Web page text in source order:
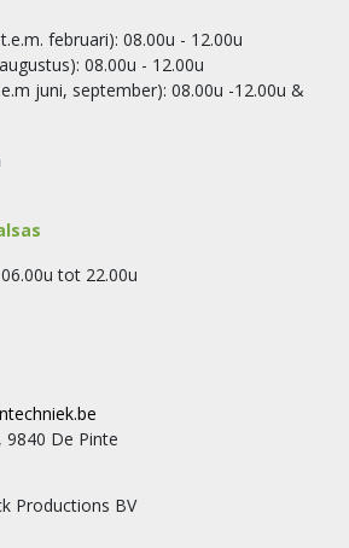
februari): 08.00u - 12.00u
08.00u - 12.00u
juni, september): 08.00u -12.00u &
tot 22.00u
9840 De Pinte
Productions BV